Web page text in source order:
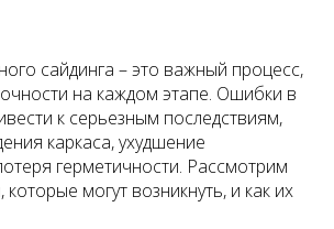
сайдинга – это важный процесс,
на каждом этапе. Ошибки в
к серьезным последствиям,
каркаса, ухудшение
герметичности. Рассмотрим
могут возникнуть, и как их